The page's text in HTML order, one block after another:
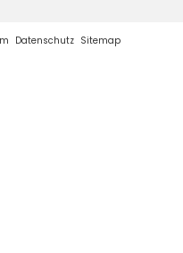
Datenschutz Sitemap